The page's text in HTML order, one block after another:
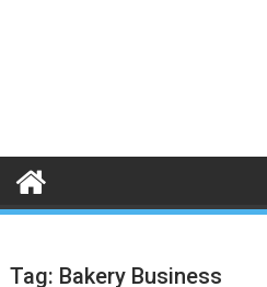
Tag: Bakery Business